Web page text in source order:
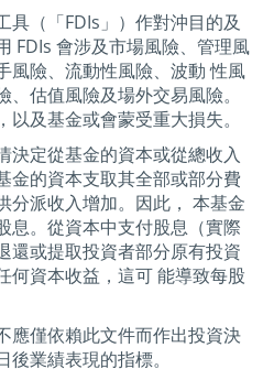
具（「FDIs」）作對沖目的及
FDIs 會涉及市場風險、管理風
風險、流動性風險、波動 性風
估值風險及場外交易風險。
及基金或會蒙受重大損失。
決定從基金的資本或從總收入
金的資本支取其全部或部分費
分派收入增加。因此， 本基金
息。從資本中支付股息（實際
還或提取投資者部分原有投資
何資本收益，這可 能導致每股
應僅依賴此文件而作出投資決
業績表現的指標。